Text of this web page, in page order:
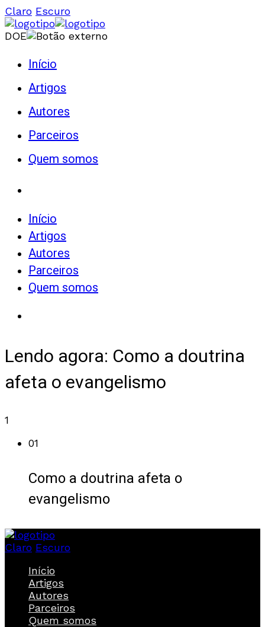
Claro Escuro
DOE
Início
Artigos
Autores
Parceiros
Quem somos
Início
Artigos
Autores
Parceiros
Quem somos
Lendo agora: Como a doutrina
afeta o evangelismo
1
01
Como a doutrina afeta o
evangelismo
Claro Escuro
Início
Artigos
Autores
Parceiros
Quem somos